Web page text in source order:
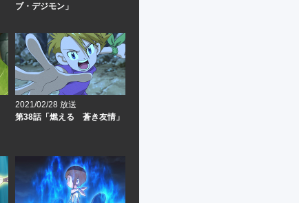
ブ・デジモン」
2021/02/28 放送
第38話「燃える 蒼き友情」